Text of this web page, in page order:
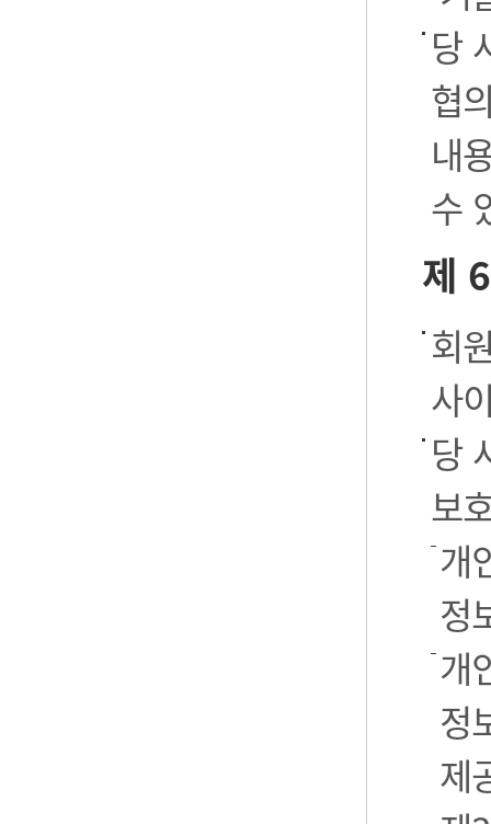
당
협
내
수
제
회
사
당
보
개
정
개
정
제